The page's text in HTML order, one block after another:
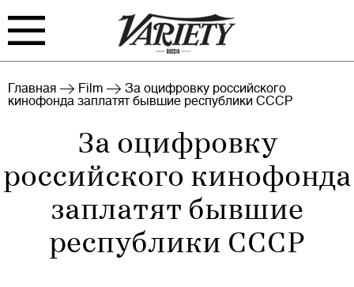
FILM TV
RANKING INDUSTRY
EVENTS ARCHIVE
BLOG
Главная Film
За оцифровку российского
кинофонда заплатят бывшие республики СССР
За оцифровку
российского кинофонда
заплатят бывшие
республики СССР